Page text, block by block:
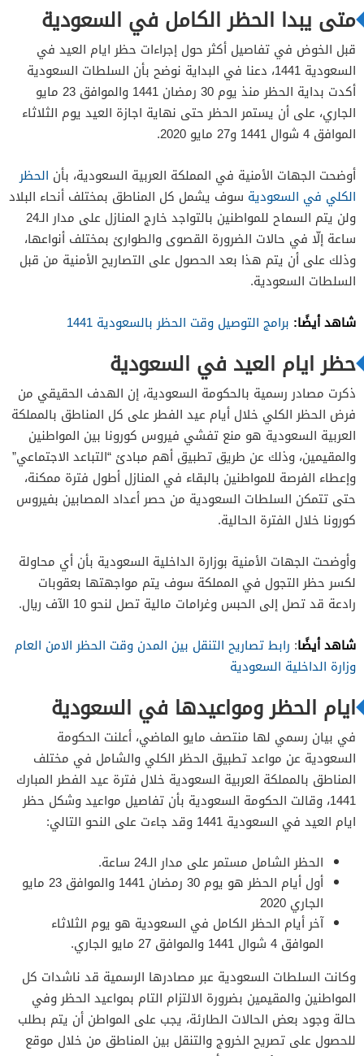
متى يبدا الحظر الكامل في السعودية
قبل الخوض في تفاصيل أكثر حول إجراءات حظر ايام العيد في
السعودية 1441، دعنا في البداية نوضح بأن السلطات السعودية
أكدت بداية الحظر منذ يوم 30 رمضان 1441 والموافق 23 مايو
الجاري، على أن يستمر الحظر حتى نهاية اجازة العيد يوم الثلاثاء
الموافق 4 شوال 1441 و27 مايو 2020.
أوضحت الجهات الأمنية في المملكة العربية السعودية، بأن الحظر
الكلي في السعودية سوف يشمل كل المناطق بمختلف أنحاء البلاد
ولن يتم السماح للمواطنين بالتواجد خارج المنازل على مدار الـ24
ساعة إلّا في حالات الضرورة القصوى والطوارئ بمختلف أنواعها،
وذلك على أن يتم هذا بعد الحصول على التصاريح الأمنية من قبل
السلطات السعودية.
شاهد أيضًا: برامج التوصيل وقت الحظر بالسعودية 1441
حظر ايام العيد في السعودية
ذكرت مصادر رسمية بالحكومة السعودية، إن الهدف الحقيقي من
فرض الحظر الكلي خلال أيام عيد الفطر على كل المناطق بالمملكة
العربية السعودية هو منع تفشي فيروس كورونا بين المواطنين
والمقيمين، وذلك عن طريق تطبيق أهم مبادئ “التباعد الاجتماعي”
وإعطاء الفرصة للمواطنين بالبقاء في المنازل أطول فترة ممكنة،
حتى تتمكن السلطات السعودية من حصر أعداد المصابين بفيروس
كورونا خلال الفترة الحالية.
وأوضحت الجهات الأمنية بوزارة الداخلية السعودية بأن أي محاولة
لكسر حظر التجول في المملكة سوف يتم مواجهتها بعقوبات
رادعة قد تصل إلى الحبس وغرامات مالية تصل لنحو 10 الآف ريال.
شاهد أيضًا: رابط تصاريح التنقل بين المدن وقت الحظر الامن العام
وزارة الداخلية السعودية
ايام الحظر ومواعيدها في السعودية
في بيان رسمي لها منتصف مايو الماضي، أعلنت الحكومة
السعودية عن مواعد تطبيق الحظر الكلي والشامل في مختلف
المناطق بالمملكة العربية السعودية خلال فترة عيد الفطر المبارك
1441، وقالت الحكومة السعودية بأن تفاصيل مواعيد وشكل حظر
ايام العيد في السعودية 1441 وقد جاءت على النحو التالي:
الحظر الشامل مستمر على مدار الـ24 ساعة.
أول أيام الحظر هو يوم 30 رمضان 1441 والموافق 23 مايو
الجاري 2020
آخر أيام الحظر الكامل في السعودية هو يوم الثلاثاء
الموافق 4 شوال 1441 والموافق 27 مايو الجاري.
وكانت السلطات السعودية عبر مصادرها الرسمية قد ناشدات كل
المواطنين والمقيمين بضرورة الالتزام التام بمواعيد الحظر وفي
حالة وجود بعض الحالات الطارئة، يجب على المواطن أن يتم بطلب
للحصول على تصريح الخروج والتنقل بين المناطق من خلال موقع